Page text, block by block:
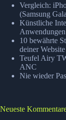
Vergleich:
(Samsung
Künstliche
Anwendungen
10 bewährte
deiner
Teufel Airy
ANC
Nie wieder
Neueste